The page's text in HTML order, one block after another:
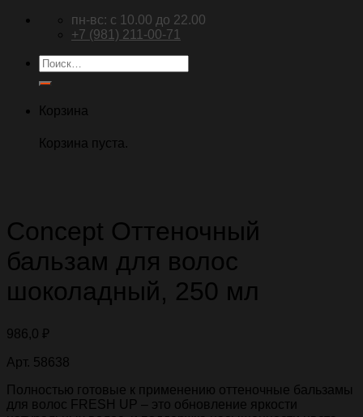
пн-вс: c 10.00 до 22.00
+7 (981) 211-00-71
Искать:
Корзина
Корзина пуста.
Concept Оттеночный
бальзам для волос
шоколадный, 250 мл
986,0 ₽
Арт. 58638
Полностью готовые к применению оттеночные бальзамы
для волос FRESH UP – это обновление яркости